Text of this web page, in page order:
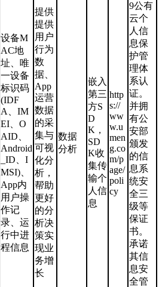
设备M
AC地
址、唯
一设备
标识码
(IDF
A、IM
EI、O
AID、
Android
_ID、I
MSI)、
App内
用户操
作记
录、运
行中进
程信息
提供
提供
用户
行为
数
据、
App
运营
数据
的采
集与
可视
化分
析，
帮助
更好
的分
析决
策实
现业
务增
长
数据
分析
嵌入
第三
方S
D
K，
SD
K收
集传
输个
人信
息
http
s://
ww
w.u
men
g.co
m/p
age/
poli
cy
9公有
云个
人信
息保
护管
理体
系认
证。
并拥
有公
安部
颁发
的信
息系
统安
全三
级等
保证
书。
承诺
其信
息安
全管